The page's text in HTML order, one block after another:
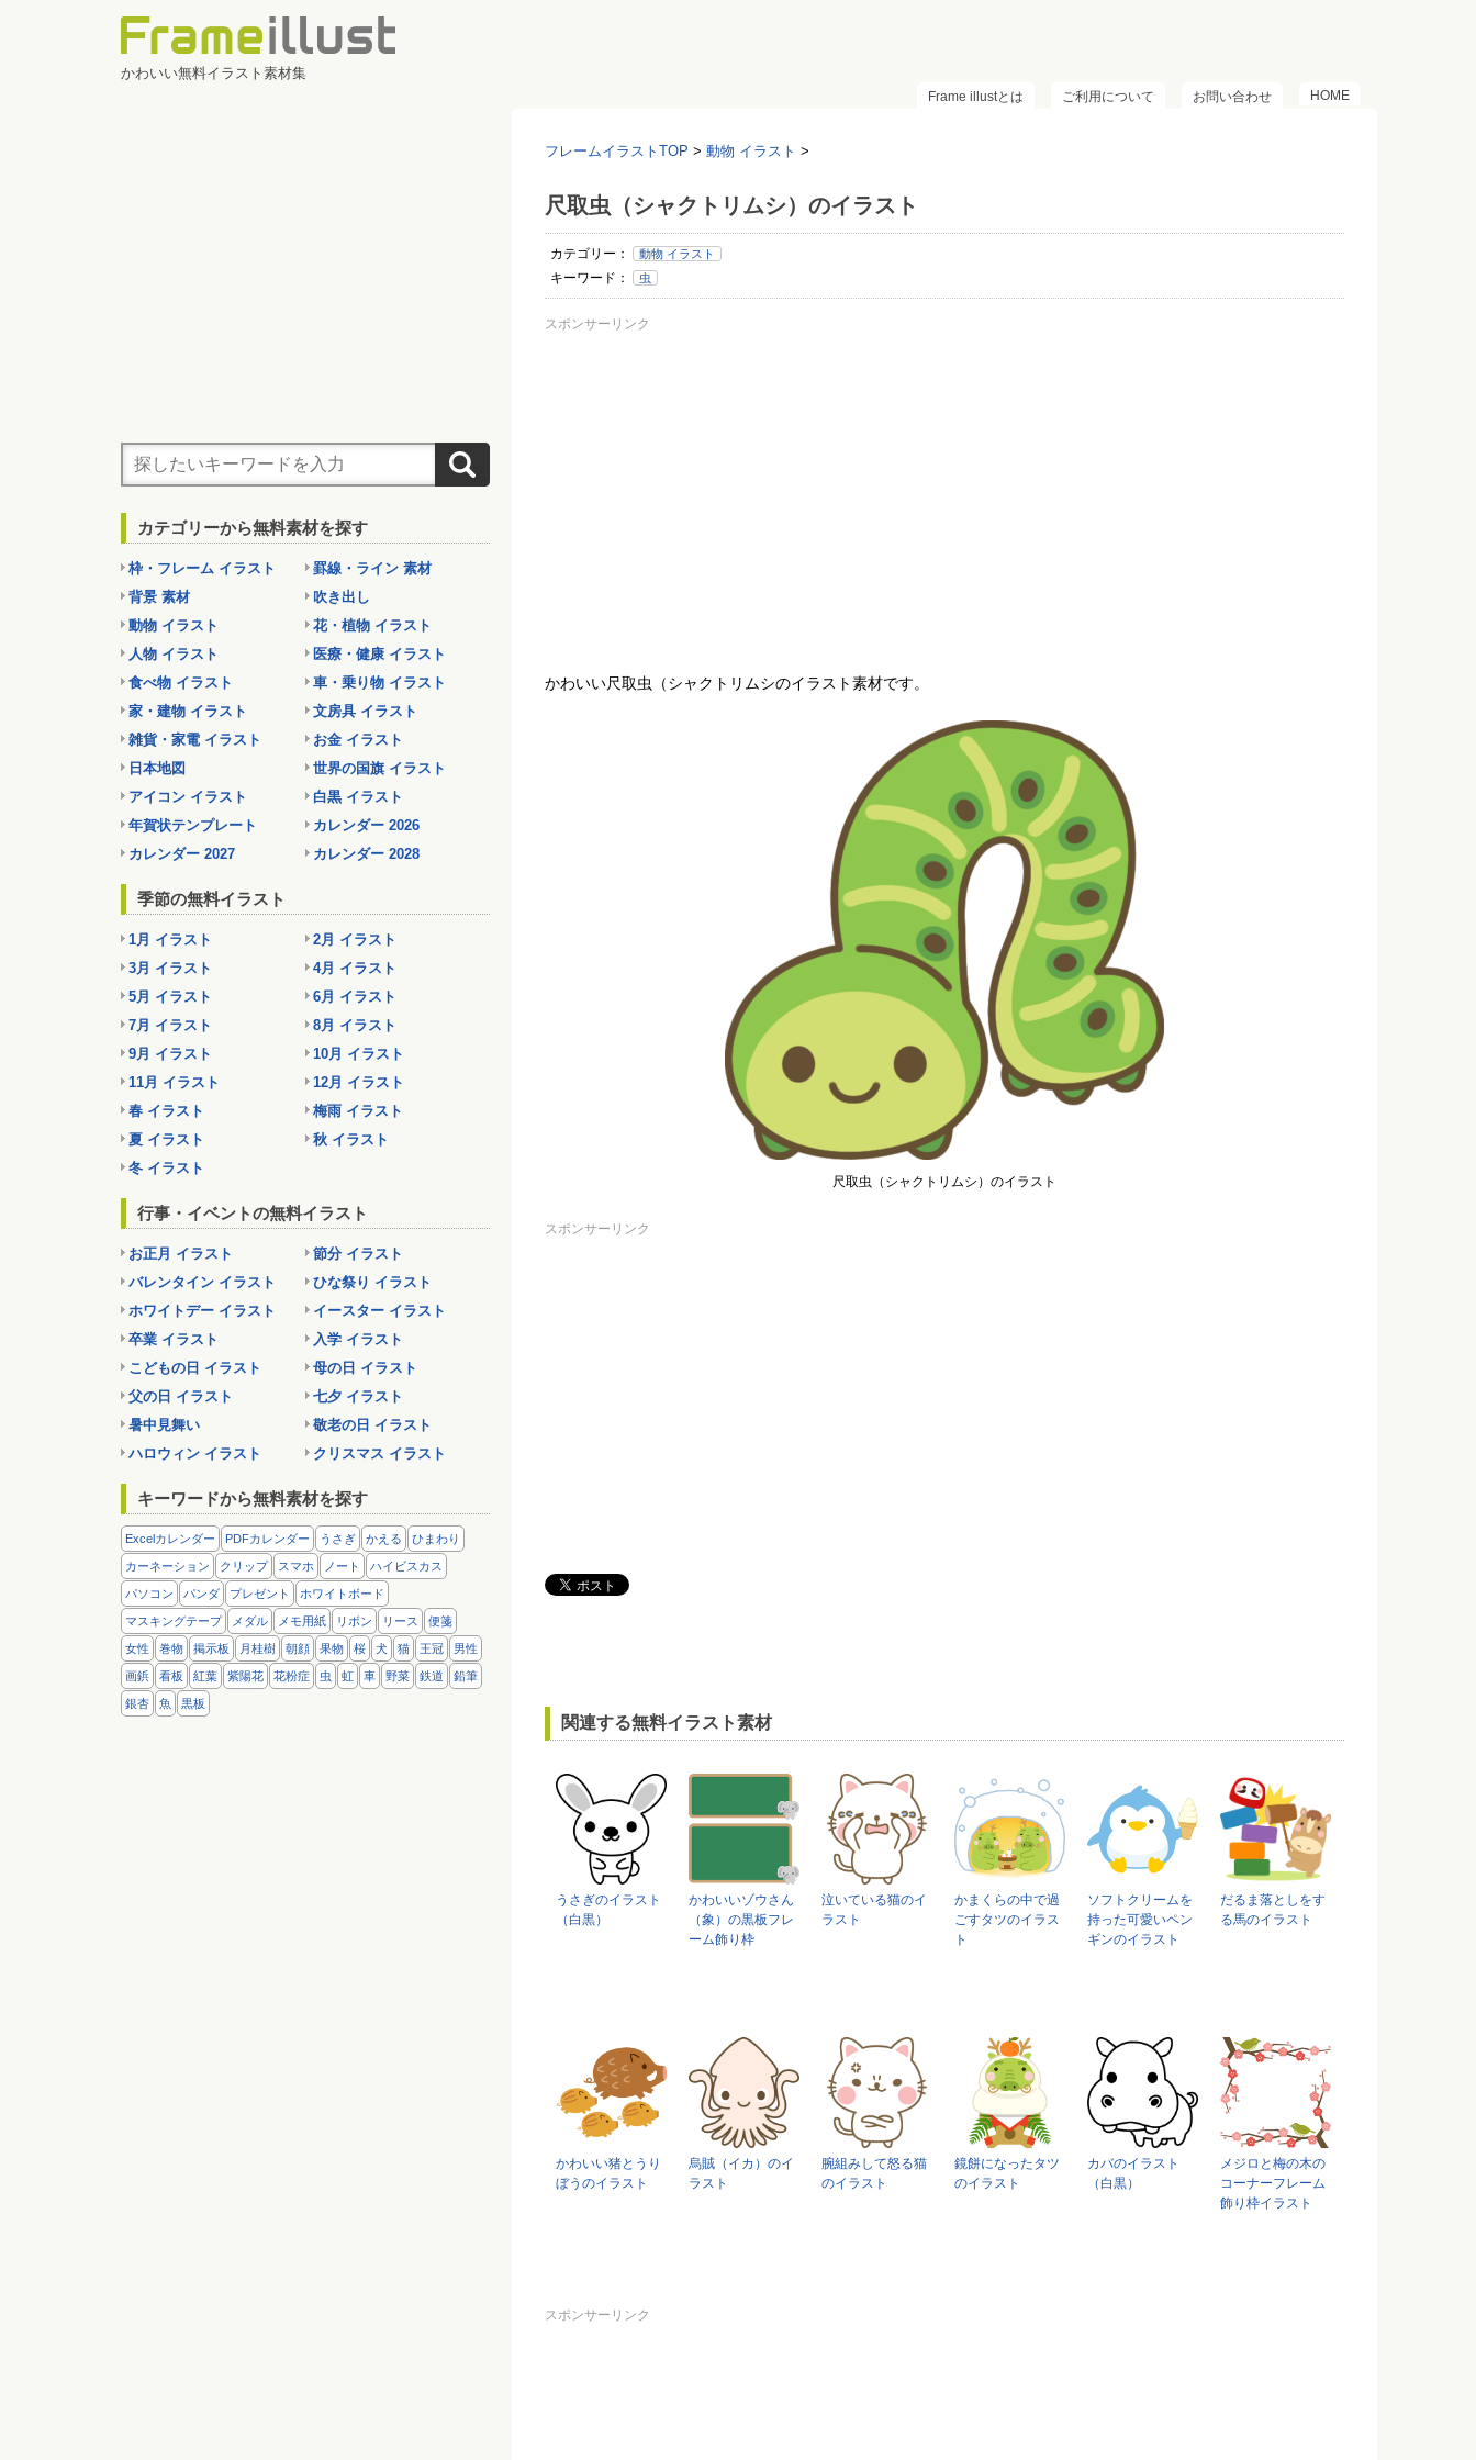
かわいい無料イラスト素材集
HOME
お問い合わせ
ご利用について
Frame illustとは
フレームイラストTOP > 動物 イラスト >
尺取虫（シャクトリムシ）のイラスト
カテゴリー： 動物 イラスト
キーワード： 虫
スポンサーリンク
かわいい尺取虫（シャクトリムシのイラスト素材です。
尺取虫（シャクトリムシ）のイラスト
スポンサーリンク
関連する無料イラスト素材
うさぎのイラスト
（白黒）
かわいいゾウさん
（象）の黒板フレ
ーム飾り枠
泣いている猫のイ
ラスト
かまくらの中で過
ごすタツのイラス
ト
ソフトクリームを
持った可愛いペン
ギンのイラスト
だるま落としをす
る馬のイラスト
かわいい猪とうり
ぼうのイラスト
烏賊（イカ）のイ
ラスト
腕組みして怒る猫
のイラスト
鏡餅になったタツ
のイラスト
カバのイラスト
（白黒）
メジロと梅の木の
コーナーフレーム
飾り枠イラスト
スポンサーリンク
カテゴリーから無料素材を探す
枠・フレーム イラスト
罫線・ライン 素材
背景 素材
吹き出し
動物 イラスト
花・植物 イラスト
人物 イラスト
医療・健康 イラスト
食べ物 イラスト
車・乗り物 イラスト
家・建物 イラスト
文房具 イラスト
雑貨・家電 イラスト
お金 イラスト
日本地図
世界の国旗 イラスト
アイコン イラスト
白黒 イラスト
年賀状テンプレート
カレンダー 2026
カレンダー 2027
カレンダー 2028
季節の無料イラスト
1月 イラスト
2月 イラスト
3月 イラスト
4月 イラスト
5月 イラスト
6月 イラスト
7月 イラスト
8月 イラスト
9月 イラスト
10月 イラスト
11月 イラスト
12月 イラスト
春 イラスト
梅雨 イラスト
夏 イラスト
秋 イラスト
冬 イラスト
行事・イベントの無料イラスト
お正月 イラスト
節分 イラスト
バレンタイン イラスト
ひな祭り イラスト
ホワイトデー イラスト
イースター イラスト
卒業 イラスト
入学 イラスト
こどもの日 イラスト
母の日 イラスト
父の日 イラスト
七夕 イラスト
暑中見舞い
敬老の日 イラスト
ハロウィン イラスト
クリスマス イラスト
キーワードから無料素材を探す
Excelカレンダー PDFカレンダー うさぎ かえる ひまわり
カーネーション クリップ スマホ ノート ハイビスカス
パソコン パンダ プレゼント ホワイトボード
マスキングテープ メダル メモ用紙 リボン リース 便箋
女性 巻物 掲示板 月桂樹 朝顔 果物 桜 犬 猫 王冠 男性
画鋲 看板 紅葉 紫陽花 花粉症 虫 虹 車 野菜 鉄道 鉛筆
銀杏 魚 黒板